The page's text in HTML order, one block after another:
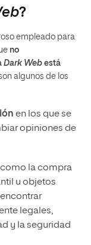
?
empleado para
no
Dark Web está
son algunos de los
en los que se
opiniones de
como la compra
u objetos
legales,
y la seguridad